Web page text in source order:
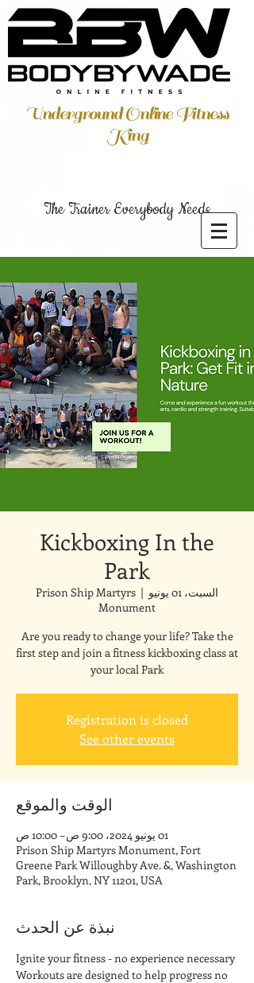
Underground Online Fitness
King
The Trainer Everybody Needs
Kickboxing In the
Park
السبت، 01 يونيو
  |
Prison Ship Martyrs
Monument
Are you ready to change your life? Take the
first step and join a fitness kickboxing class at
your local Park
Registration is closed
See other events
الوقت والموقع
01 يونيو 2024، 9:00 ص – 10:00 ص
Prison Ship Martyrs Monument, Fort
Greene Park Willoughby Ave. &, Washington
Park, Brooklyn, NY 11201, USA
نبذة عن الحدث
Ignite your fitness - no experience necessary
Workouts are designed to help progress no